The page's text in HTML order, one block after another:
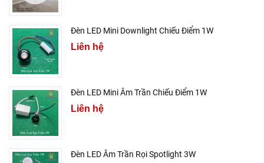
Đèn LED Mini Downlight Chiếu Điểm 1W
Liên hệ
Đèn LED Mini Âm Trần Chiếu Điểm 1W
Liên hệ
Đèn LED Âm Trần Rọi Spotlight 3W